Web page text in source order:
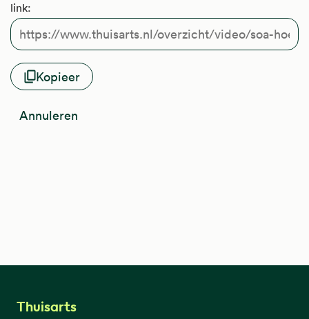
link:
Kopieer
Annuleren
Thuisarts